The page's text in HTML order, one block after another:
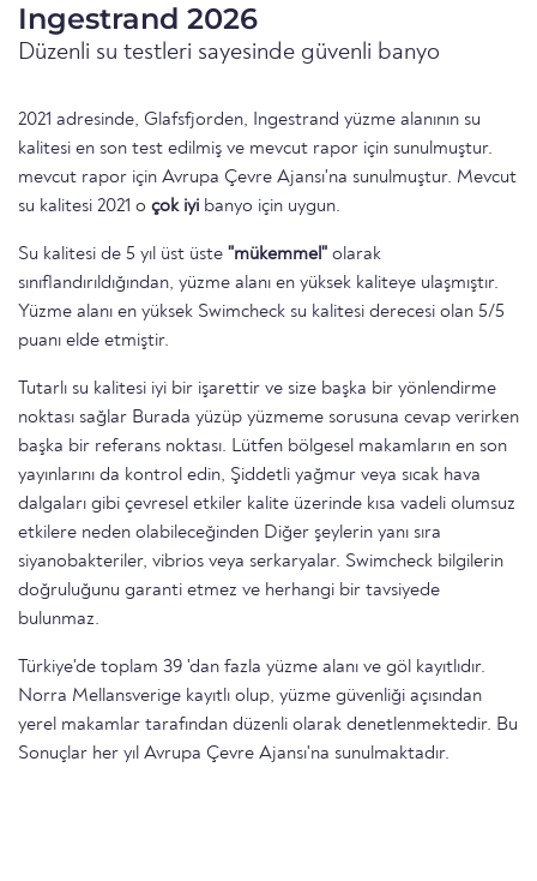
Ingestrand 2026
Düzenli su testleri sayesinde güvenli banyo
2021 adresinde, Glafsfjorden, Ingestrand yüzme alanının su
kalitesi en son test edilmiş ve mevcut rapor için sunulmuştur.
mevcut rapor için Avrupa Çevre Ajansı'na sunulmuştur. Mevcut
su kalitesi 2021 o çok iyi banyo için uygun.
Su kalitesi de 5 yıl üst üste "mükemmel" olarak
sınıflandırıldığından, yüzme alanı en yüksek kaliteye ulaşmıştır.
Yüzme alanı en yüksek Swimcheck su kalitesi derecesi olan 5/5
puanı elde etmiştir.
Tutarlı su kalitesi iyi bir işarettir ve size başka bir yönlendirme
noktası sağlar Burada yüzüp yüzmeme sorusuna cevap verirken
başka bir referans noktası. Lütfen bölgesel makamların en son
yayınlarını da kontrol edin, Şiddetli yağmur veya sıcak hava
dalgaları gibi çevresel etkiler kalite üzerinde kısa vadeli olumsuz
etkilere neden olabileceğinden Diğer şeylerin yanı sıra
siyanobakteriler, vibrios veya serkaryalar. Swimcheck bilgilerin
doğruluğunu garanti etmez ve herhangi bir tavsiyede
bulunmaz.
Türkiye'de toplam 39 'dan fazla yüzme alanı ve göl kayıtlıdır.
Norra Mellansverige kayıtlı olup, yüzme güvenliği açısından
yerel makamlar tarafından düzenli olarak denetlenmektedir. Bu
Sonuçlar her yıl Avrupa Çevre Ajansı'na sunulmaktadır.